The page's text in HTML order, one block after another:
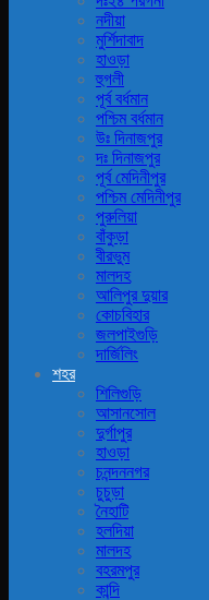
নদীয়া
মুর্শিদাবাদ
হাওড়া
হুগলী
পূর্ব বর্ধমান
পশ্চিম বর্ধমান
উঃ দিনাজপুর
দঃ দিনাজপুর
পূর্ব মেদিনীপুর
পশ্চিম মেদিনীপুর
পুরুলিয়া
বাঁকুড়া
বীরভুম
মালদহ
আলিপুর দুয়ার
কোচবিহার
জলপাইগুড়ি
দার্জিলিং
শহর
শিলিগুড়ি
আসানসোল
দুর্গাপুর
হাওড়া
চনন্দননগর
চুচুড়া
নৈহাটি
হলদিয়া
মালদহ
বহরমপুর
কান্দি